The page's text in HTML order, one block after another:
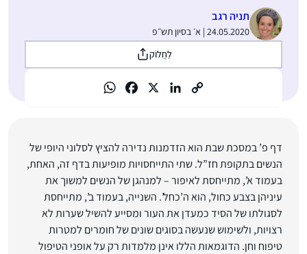
תניה רגב
24.05.2020 | א׳ בסיון תש״פ
לַחֲלוֹק
דף פ’ במסכת שבת הוא הזדמנות נדירה להציץ לסלוני היופי של
הנשים בתקופת חז”ל. שתי התייחסויות מופיעות בדף זה, האחת,
בעמוד א’, מתייחסת לאיפור – למנהגן של הנשים למשוך את
עיניהן בצבע כחול, הוא ה’כחל’. השנייה, בעמוד ב’, מתייחסת
לסגולתו של הסיד כמעדן את העור ומסייע להשיל שערות לא
רצויות, ולשימוש שנעשה בסוגים שונים של חומרים למטרות
טיפוח וחן. הדוגמאות הללו אינן מלמדות רק על אופני הטיפול